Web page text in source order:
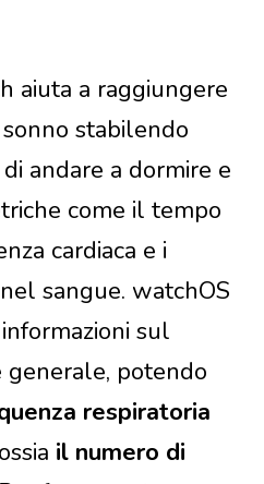
aiuta a raggiungere
stabilendo
andare a dormire e
come il tempo
cardiaca e i
sangue. watchOS
sul
generale, potendo
respiratoria
il numero di